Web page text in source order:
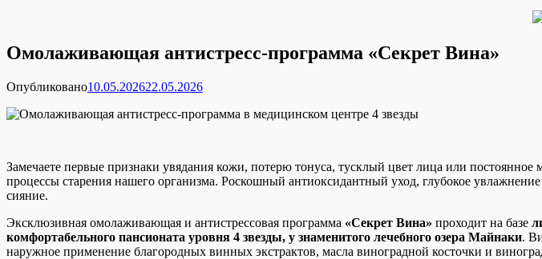
Омолаживающая антистресс-программа «Секрет Вина»
Опубликовано10.05.202622.05.2026
Замечаете первые признаки увядания кожи, потерю тонуса, тусклый цвет лица или
процессы старения нашего организма. Роскошный антиоксидантный уход, глубокое
сияние.
Эксклюзивная омолаживающая и антистрессовая программа «Секрет Вина» проходит на базе
комфортабельного пансионата уровня 4 звезды, у знаменитого лечебного озера Майнаки.
наружное применение благородных винных экстрактов, масла виноградной косточки и